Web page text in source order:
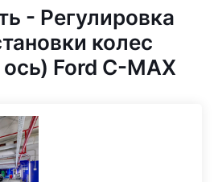
- Регулировка
колес
Ford C-MAX